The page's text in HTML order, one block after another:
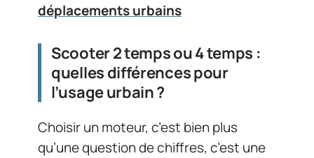
déplacements urbains
Scooter 2 temps ou 4 temps :
quelles différences pour
l’usage urbain ?
Choisir un moteur, c’est bien plus
qu’une question de chiffres, c’est une